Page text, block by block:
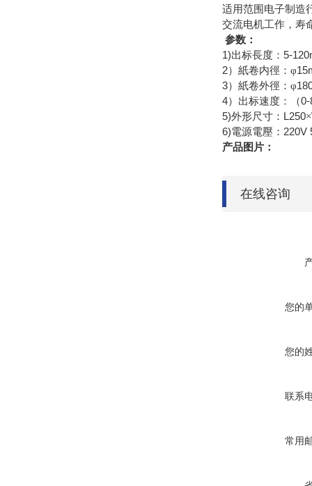
适用范围电子制造
交流电机工作，寿
参数：
1)出标長度： 5-
2）紙卷内徑： φ
3）紙卷外徑： φ
4）出标速度：（0-
5)外形尺寸： L250×
6)電源電壓： 220V
产品图片：
在线咨询
您的
您的
联系
常用